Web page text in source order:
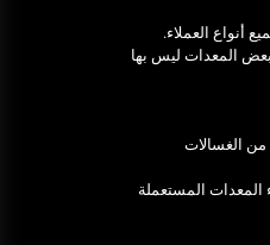
Ultrasonic Thickness
Inspection in Egypt:
Structural
أنواع العملاء.
المعدات ليس بها
من الغسالات
المعدات المستعملة